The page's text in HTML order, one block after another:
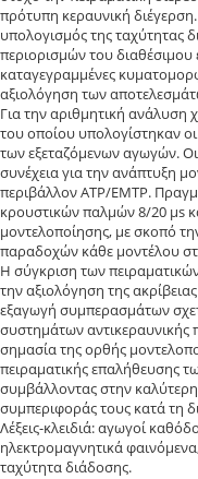
πρότυπη κεραυνική
υπολογισμός της ταχύτητας
περιορισμών του
καταγεγραμμένες
αξιολόγηση των
Για την αριθμητική ανάλυση
του οποίου υπολογίστηκαν
των εξεταζόμενων αγωγών.
συνέχεια για την ανάπτυξη
περιβάλλον ATP/EMTP.
κρουστικών παλμών 8/20 μs
μοντελοποίησης, με σκοπό
παραδοχών κάθε μοντέλου
Η σύγκριση των
την αξιολόγηση της
εξαγωγή συμπερασμάτων
συστημάτων αντικεραυνικής
σημασία της ορθής
πειραματικής επαλήθευσης
συμβάλλοντας στην
συμπεριφοράς τους κατά τη
Λέξεις-κλειδιά: αγωγοί
ηλεκτρομαγνητικά
ταχύτητα διάδοσης.